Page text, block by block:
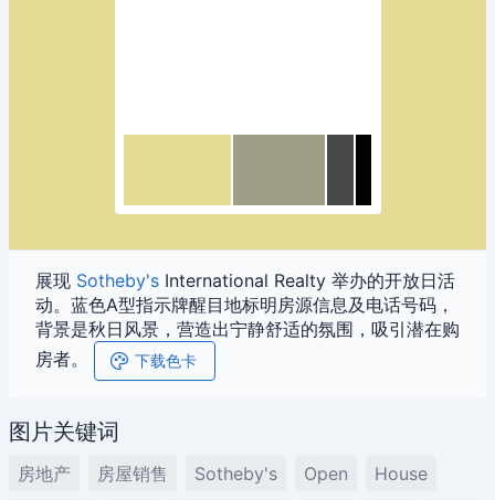
展现 Sotheby's International Realty 举办的开放日活
动。蓝色A型指示牌醒目地标明房源信息及电话号码，
背景是秋日风景，营造出宁静舒适的氛围，吸引潜在购
房者。
下载色卡
图片关键词
房地产 房屋销售 Sotheby's Open
House